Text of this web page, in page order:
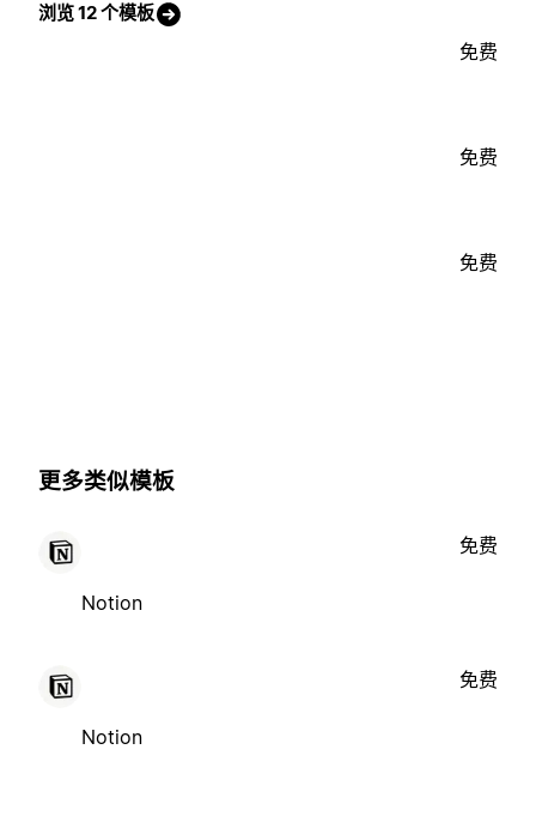
浏览 12 个模板
免费
免费
免费
更多类似模板
Notion
免费
Notion
免费